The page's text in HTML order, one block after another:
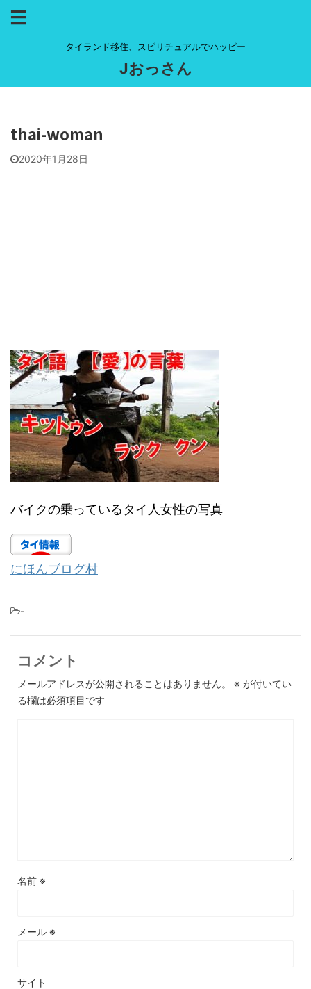
タイランド移住、スピリチュアルでハッピー
Jおっさん
thai-woman
2020年1月28日
バイクの乗っているタイ人女性の写真
にほんブログ村
-
コメント
メールアドレスが公開されることはありません。 ※ が付いてい
る欄は必須項目です
名前 ※
メール ※
サイト